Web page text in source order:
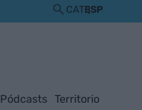
CATESP
Pódcasts Territorio